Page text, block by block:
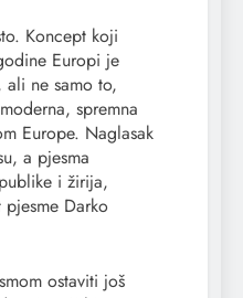
Koncept koji
Europi je
ali ne samo to,
spremna
Europe. Naglasak
a pjesma
i žirija,
Darko
ostaviti još